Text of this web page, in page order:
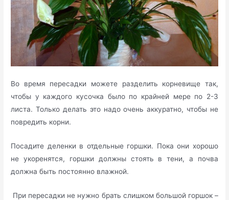
Во время пересадки можете разделить корневище так,
чтобы у каждого кусочка было по крайней мере по 2-3
листа. Только делать это надо очень аккуратно, чтобы не
повредить корни.
Посадите деленки в отдельные горшки. Пока они хорошо
не укоренятся, горшки должны стоять в тени, а почва
должна быть постоянно влажной.
При пересадки не нужно брать слишком большой горшок –